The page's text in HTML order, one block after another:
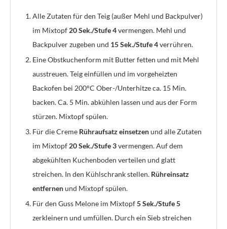
Alle Zutaten für den Teig (außer Mehl und Backpulver)
im Mixtopf 20 Sek./Stufe 4vermengen. Mehl und
Backpulver zugeben und 15 Sek./Stufe 4verrühren.
Eine Obstkuchenform mit Butter fetten und mit Mehl
ausstreuen. Teig einfüllen und im vorgeheizten
Backofen bei 200°C Ober-/Unterhitze ca. 15 Min.
backen. Ca. 5 Min. abkühlen lassen und aus der Form
stürzen. Mixtopf spülen.
Für die Creme Rühraufsatz einsetzenund alle Zutaten
im Mixtopf 20 Sek./Stufe 3vermengen. Auf dem
abgekühlten Kuchenboden verteilen und glatt
streichen. In den Kühlschrank stellen. Rühreinsatz
entfernenund Mixtopf spülen.
Für den Guss Melone im Mixtopf5 Sek./Stufe 5
zerkleinern und umfüllen. Durch ein Sieb streichen